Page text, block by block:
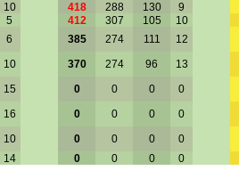
10 418 288 130 9
5 412 307 105 10
6 385 274 111 12
10 370 274 96 13
15 0 0 0 0
16 0 0 0 0
10 0 0 0 0
14 0 0 0 0